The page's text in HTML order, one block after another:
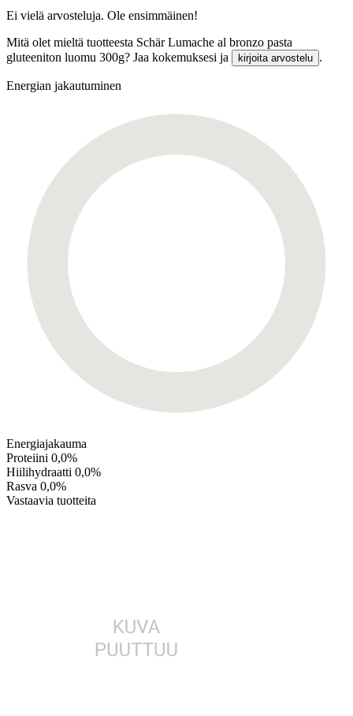
Ei vielä arvosteluja. Ole ensimmäinen!
Mitä olet mieltä tuotteesta Schär Lumache al bronzo pasta
gluteeniton luomu 300g? Jaa kokemuksesi ja
kirjoita arvostelu .
Energian jakautuminen
Energiajakauma
Proteiini 0,0%
Hiilihydraatti 0,0%
Rasva 0,0%
Vastaavia tuotteita